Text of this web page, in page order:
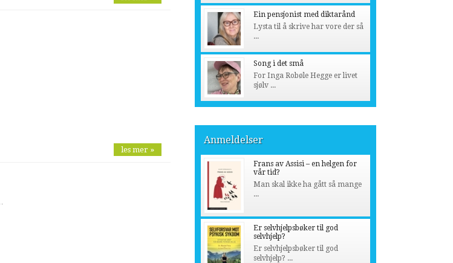
les mer »
Ein pensjonist med diktarånd
Lysta til å skrive har vore der så
...
Song i det små
For Inga Robøle Hegge er livet
sjølv ...
Anmeldelser
Frans av Assisi – en helgen for
vår tid?
Man skal ikke ha gått så mange
...
Er selvhjelpsbøker til god
selvhjelp?
Er selvhjelpsbøker til god
selvhjelp? ...